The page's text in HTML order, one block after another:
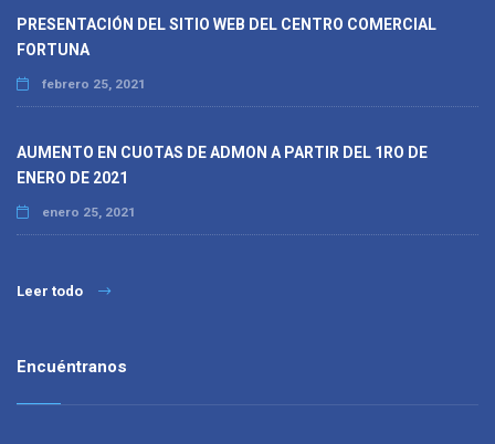
PRESENTACIÓN DEL SITIO WEB DEL CENTRO COMERCIAL
FORTUNA
febrero 25, 2021
AUMENTO EN CUOTAS DE ADMON A PARTIR DEL 1RO DE
ENERO DE 2021
enero 25, 2021
Leer todo
Encuéntranos